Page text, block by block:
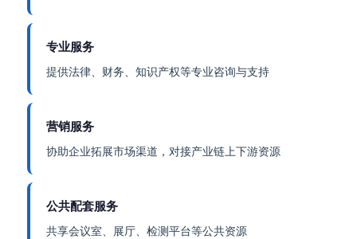
专业服务
提供法律、财务、知识产权等专业咨询与支持
营销服务
协助企业拓展市场渠道，对接产业链上下游资源
公共配套服务
共享会议室、展厅、检测平台等公共资源